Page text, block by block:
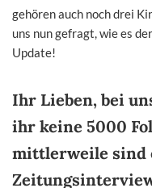
gehören auch noch drei
uns nun gefragt, wie es
Update!
Ihr Lieben, bei
ihr keine 5000
mittlerweile sind